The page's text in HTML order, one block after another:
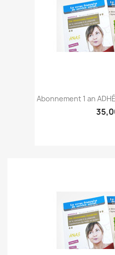
Abonnement 1 an